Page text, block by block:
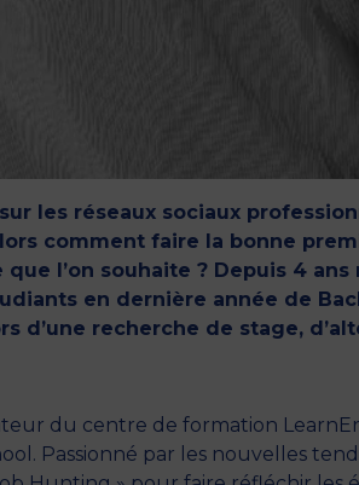
les réseaux sociaux
comment faire la bonne
l’on souhaite ? Depuis 4
en dernière année de
d’une recherche de stage,
du centre de formation
Passionné par les nouvelles